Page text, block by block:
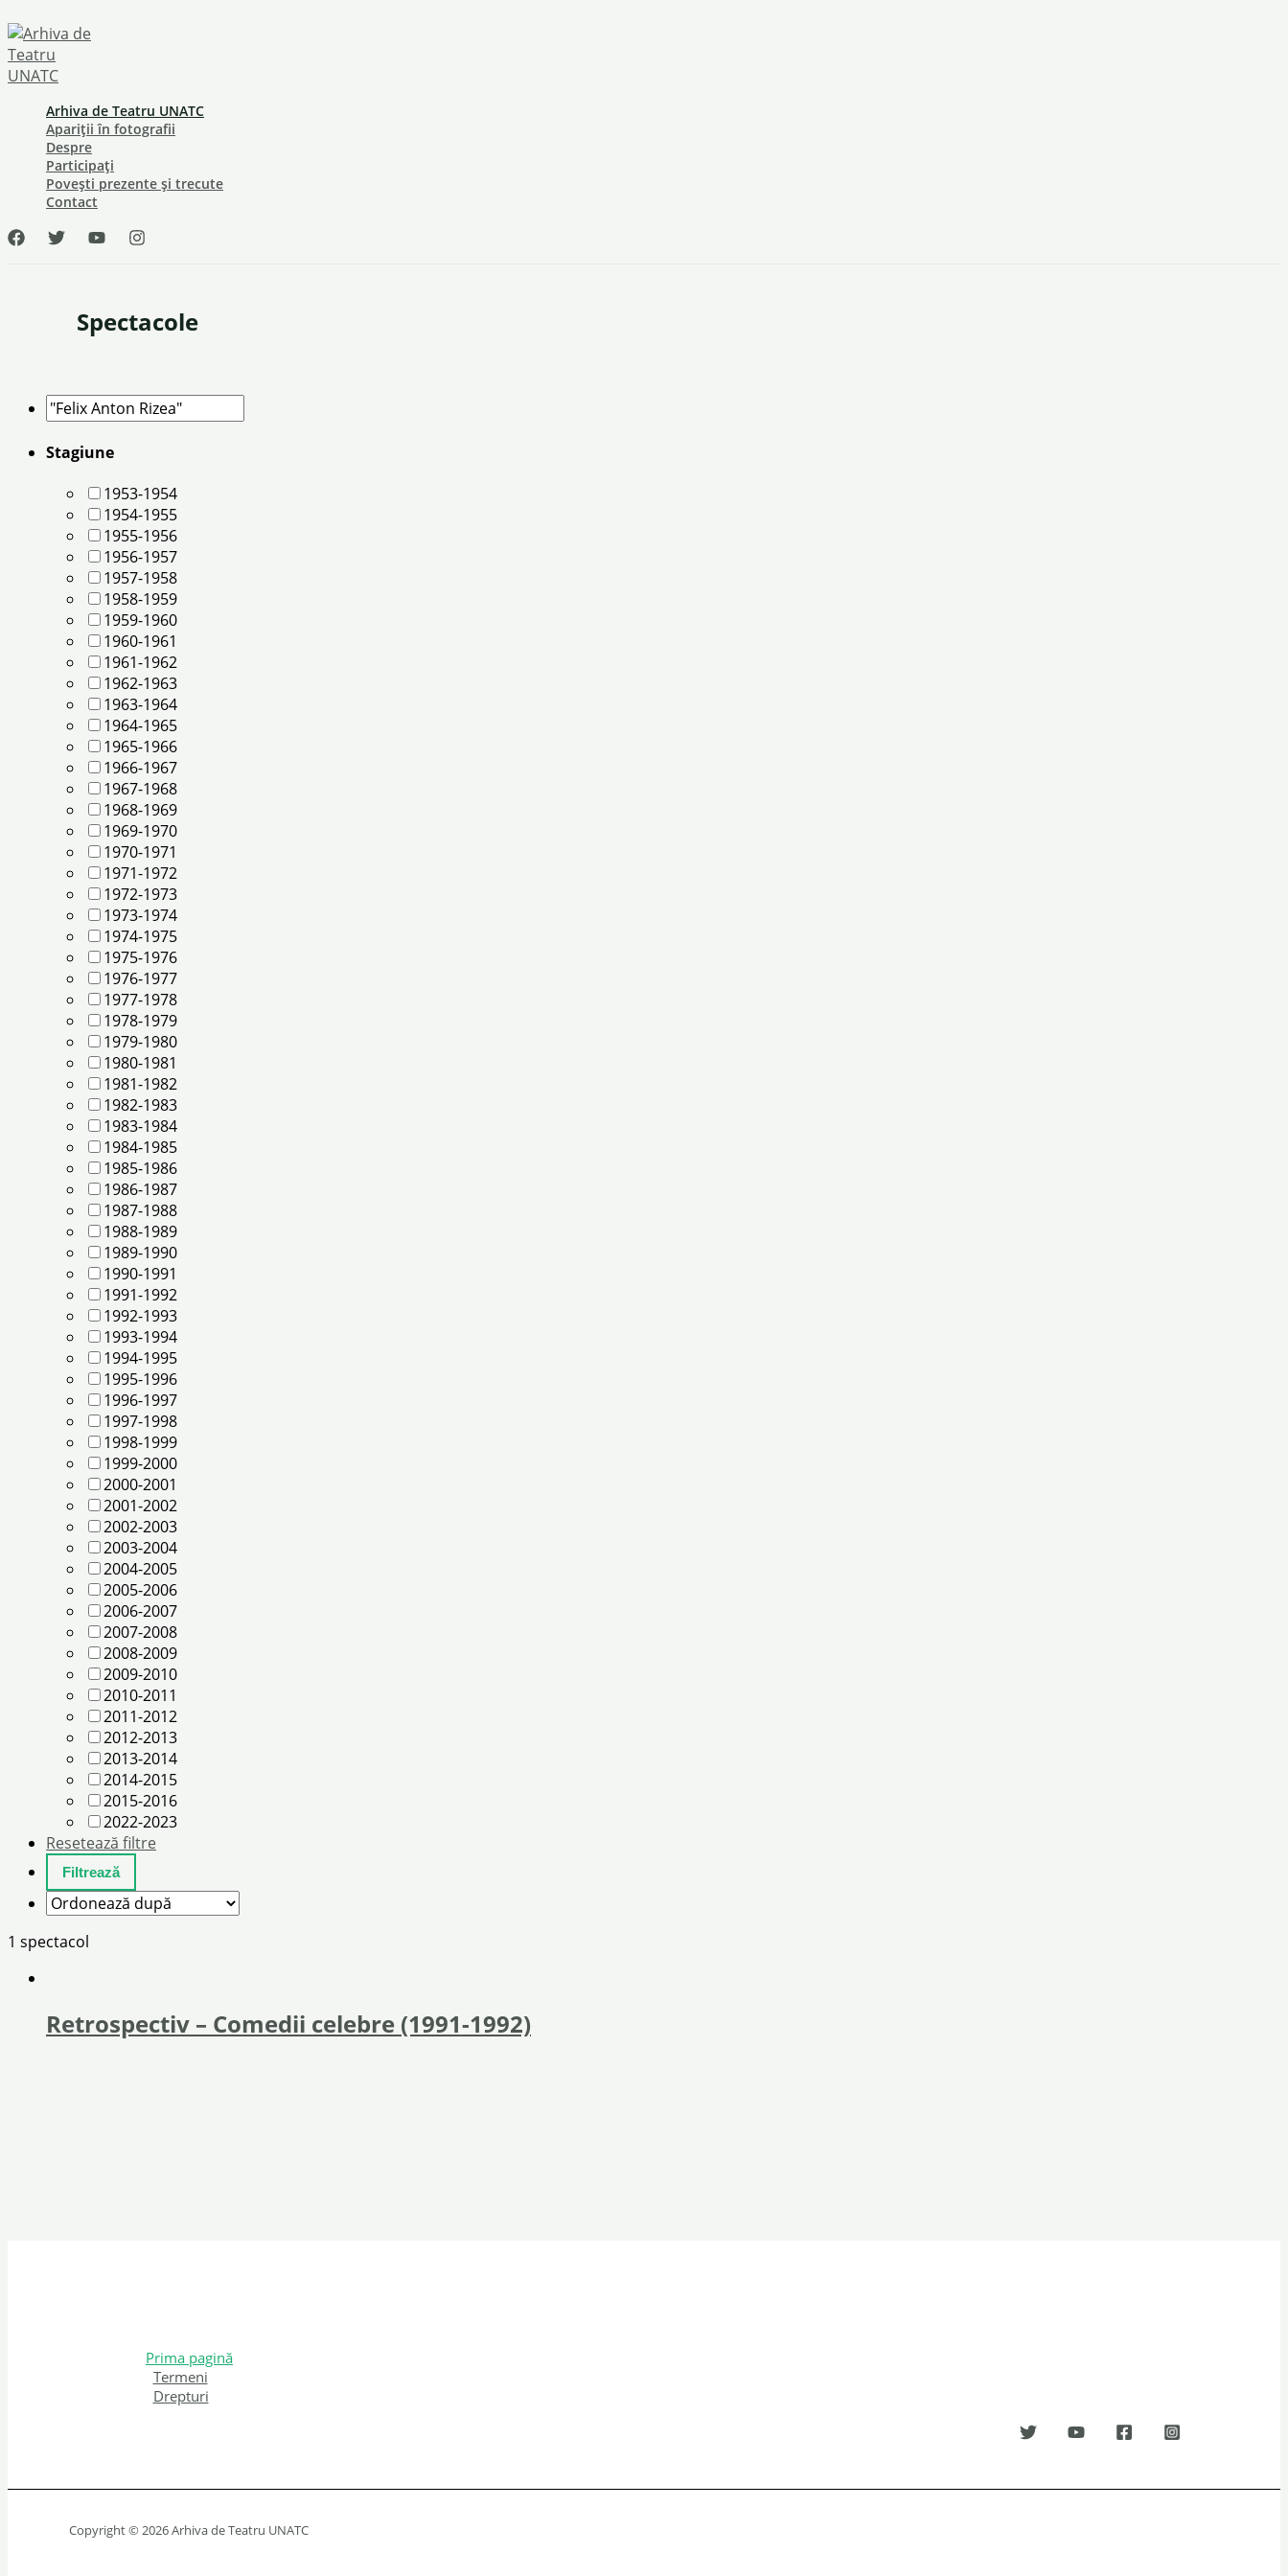
to
content
Arhiva de Teatru UNATC
Apariții în fotografii
Despre
Participați
Povești prezente și trecute
Contact
Spectacole
Stagiune
1953-1954
1954-1955
1955-1956
1956-1957
1957-1958
1958-1959
1959-1960
1960-1961
1961-1962
1962-1963
1963-1964
1964-1965
1965-1966
1966-1967
1967-1968
1968-1969
1969-1970
1970-1971
1971-1972
1972-1973
1973-1974
1974-1975
1975-1976
1976-1977
1977-1978
1978-1979
1979-1980
1980-1981
1981-1982
1982-1983
1983-1984
1984-1985
1985-1986
1986-1987
1987-1988
1988-1989
1989-1990
1990-1991
1991-1992
1992-1993
1993-1994
1994-1995
1995-1996
1996-1997
1997-1998
1998-1999
1999-2000
2000-2001
2001-2002
2002-2003
2003-2004
2004-2005
2005-2006
2006-2007
2007-2008
2008-2009
2009-2010
2010-2011
2011-2012
2012-2013
2013-2014
2014-2015
2015-2016
2022-2023
Resetează filtre
1 spectacol
Retrospectiv – Comedii celebre (1991-1992)
Prima pagină
Termeni
Drepturi
Copyright © 2026 Arhiva de Teatru UNATC